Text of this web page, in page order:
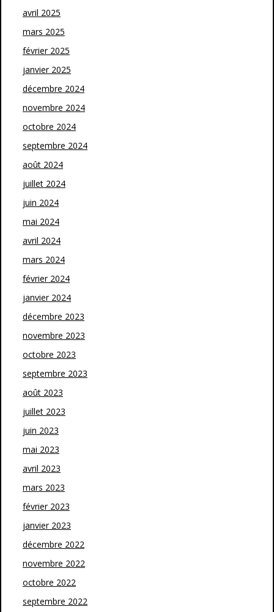
avril 2025
mars 2025
février 2025
janvier 2025
décembre 2024
novembre 2024
octobre 2024
septembre 2024
août 2024
juillet 2024
juin 2024
mai 2024
avril 2024
mars 2024
février 2024
janvier 2024
décembre 2023
novembre 2023
octobre 2023
septembre 2023
août 2023
juillet 2023
juin 2023
mai 2023
avril 2023
mars 2023
février 2023
janvier 2023
décembre 2022
novembre 2022
octobre 2022
septembre 2022